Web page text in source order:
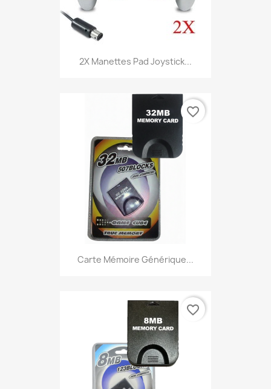
2X Manettes Pad Joystick...
Carte Mémoire Générique...
favorite_border
favorite_border